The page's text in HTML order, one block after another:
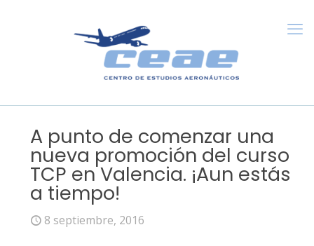
A punto de comenzar una
nueva promoción del curso
TCP en Valencia. ¡Aun estás
a tiempo!
8 septiembre, 2016